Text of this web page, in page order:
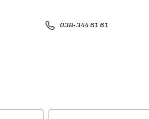
038-344 61 61